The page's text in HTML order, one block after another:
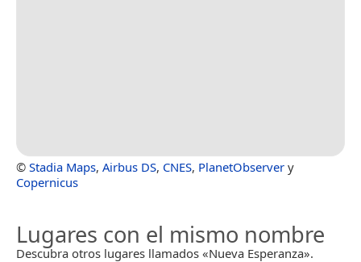
© Stadia Maps, Airbus DS, CNES, PlanetObserver y
Copernicus
Lugares con el mismo nombre
Descubra otros lugares llamados «Nueva Esperanza».